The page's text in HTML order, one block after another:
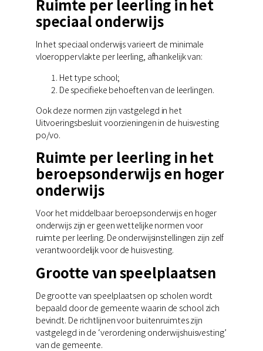
Ruimte per leerling in het
speciaal onderwijs
In het speciaal onderwijs varieert de minimale
vloeroppervlakte per leerling, afhankelijk van:
Het type school;
De specifieke behoeften van de leerlingen.
Ook deze normen zijn vastgelegd in het
Uitvoeringsbesluit voorzieningen in de huisvesting
po/vo.
Ruimte per leerling in het
beroepsonderwijs en hoger
onderwijs
Voor het middelbaar beroepsonderwijs en hoger
onderwijs zijn er geen wettelijke normen voor
ruimte per leerling. De onderwijsinstellingen zijn zelf
verantwoordelijk voor de huisvesting.
Grootte van speelplaatsen
De grootte van speelplaatsen op scholen wordt
bepaald door de gemeente waarin de school zich
bevindt. De richtlijnen voor buitenruimtes zijn
vastgelegd in de ‘verordening onderwijshuisvesting’
van de gemeente.